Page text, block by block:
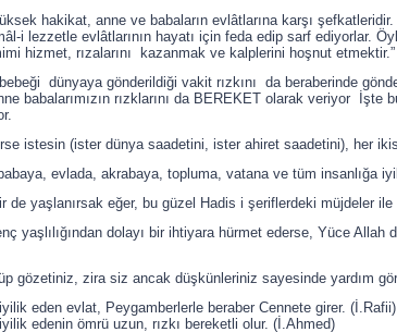
hakikat, anne ve babaların evlâtlarına karşı
i lezzetle evlâtlarının hayatı için feda edip sarf ediyorlar.
hizmet, rızalarını kazanmak ve kalplerini hoşnut etmektir.”
dünyaya gönderildiği vakit rızkını da beraberinde
babalarımızın rızklarını da BEREKET olarak veriyor
istesin (ister dünya saadetini, ister ahiret saadetini), her
evlada, akrabaya, topluma, vatana ve tüm insanlığa
de yaşlanırsak eğer, bu güzel Hadis i şeriflerdeki müjdeler
yaşlılığından dolayı bir ihtiyara hürmet ederse, Yüce
gözetiniz, zira siz ancak düşkünleriniz sayesinde yardım
eden evlat, Peygamberlerle beraber Cennete girer. (İ.Rafii)
edenin ömrü uzun, rızkı bereketli olur. (İ.Ahmed)